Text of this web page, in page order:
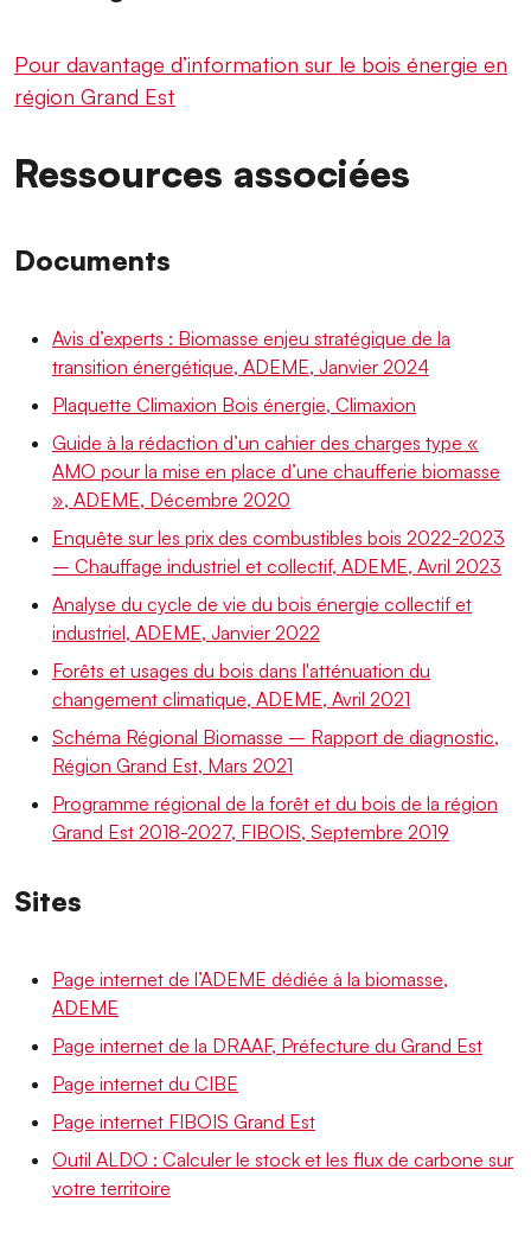
Pour davantage d’information sur le bois énergie en
région Grand Est
Ressources associées
Documents
Avis d’experts : Biomasse enjeu stratégique de la
transition énergétique, ADEME, Janvier 2024
Plaquette Climaxion Bois énergie, Climaxion
Guide à la rédaction d’un cahier des charges type «
AMO pour la mise en place d’une chaufferie biomasse
», ADEME, Décembre 2020
Enquête sur les prix des combustibles bois 2022-2023
– Chauffage industriel et collectif, ADEME, Avril 2023
Analyse du cycle de vie du bois énergie collectif et
industriel, ADEME, Janvier 2022
Forêts et usages du bois dans l'atténuation du
changement climatique, ADEME, Avril 2021
Schéma Régional Biomasse – Rapport de diagnostic,
Région Grand Est, Mars 2021
Programme régional de la forêt et du bois de la région
Grand Est 2018-2027, FIBOIS, Septembre 2019
Sites
Page internet de l’ADEME dédiée à la biomasse,
ADEME
Page internet de la DRAAF, Préfecture du Grand Est
Page internet du CIBE
Page internet FIBOIS Grand Est
Outil ALDO : Calculer le stock et les flux de carbone sur
votre territoire